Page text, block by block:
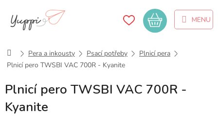
obsah
Nákupní
košík
DomůPera a inkousty Psací potřeby
Plnicí pera
Plnicí pero TWSBI VAC 700R - Kyanite
Plnicí pero TWSBI VAC 700R -
Kyanite